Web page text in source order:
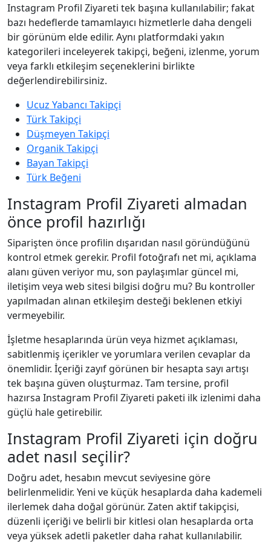
Instagram Profil Ziyareti tek başına kullanılabilir; fakat
bazı hedeflerde tamamlayıcı hizmetlerle daha dengeli
bir görünüm elde edilir. Aynı platformdaki yakın
kategorileri inceleyerek takipçi, beğeni, izlenme, yorum
veya farklı etkileşim seçeneklerini birlikte
değerlendirebilirsiniz.
Ucuz Yabancı Takipçi
Türk Takipçi
Düşmeyen Takipçi
Organik Takipçi
Bayan Takipçi
Türk Beğeni
Instagram Profil Ziyareti almadan
önce profil hazırlığı
Siparişten önce profilin dışarıdan nasıl göründüğünü
kontrol etmek gerekir. Profil fotoğrafı net mi, açıklama
alanı güven veriyor mu, son paylaşımlar güncel mi,
iletişim veya web sitesi bilgisi doğru mu? Bu kontroller
yapılmadan alınan etkileşim desteği beklenen etkiyi
vermeyebilir.
İşletme hesaplarında ürün veya hizmet açıklaması,
sabitlenmiş içerikler ve yorumlara verilen cevaplar da
önemlidir. İçeriği zayıf görünen bir hesapta sayı artışı
tek başına güven oluşturmaz. Tam tersine, profil
hazırsa Instagram Profil Ziyareti paketi ilk izlenimi daha
güçlü hale getirebilir.
Instagram Profil Ziyareti için doğru
adet nasıl seçilir?
Doğru adet, hesabın mevcut seviyesine göre
belirlenmelidir. Yeni ve küçük hesaplarda daha kademeli
ilerlemek daha doğal görünür. Zaten aktif takipçisi,
düzenli içeriği ve belirli bir kitlesi olan hesaplarda orta
veya yüksek adetli paketler daha rahat kullanılabilir.